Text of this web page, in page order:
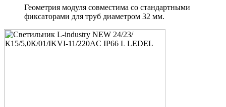
Геометрия модуля совместима со стандартными
фиксаторами для труб диаметром 32 мм.